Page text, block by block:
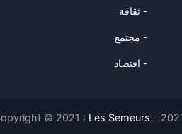
ثقافة -
مجتمع -
اقتصاد -
© 2021 :